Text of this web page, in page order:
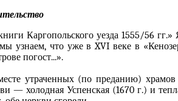
Каргопольского уезда 1555/56 гг.»
узнаем, что уже в XVI веке в
погост...».
утраченных (по преданию)
— холодная Успенская (1670 г.) и